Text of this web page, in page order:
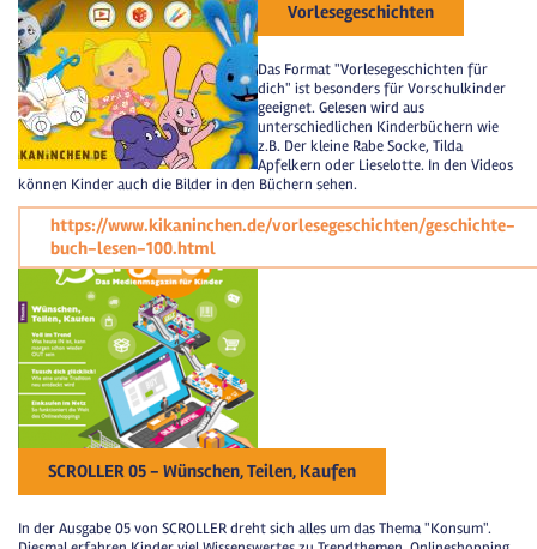
Vorlesegeschichten
Das Format "Vorlesegeschichten für
dich" ist besonders für Vorschulkinder
geeignet. Gelesen wird aus
unterschiedlichen Kinderbüchern wie
z.B. Der kleine Rabe Socke, Tilda
Apfelkern oder Lieselotte. In den Videos
können Kinder auch die Bilder in den Büchern sehen.
https://www.kikaninchen.de/vorlesegeschichten/geschichte-
buch-lesen-100.html
SCROLLER 05 - Wünschen, Teilen, Kaufen
In der Ausgabe 05 von SCROLLER dreht sich alles um das Thema "Konsum".